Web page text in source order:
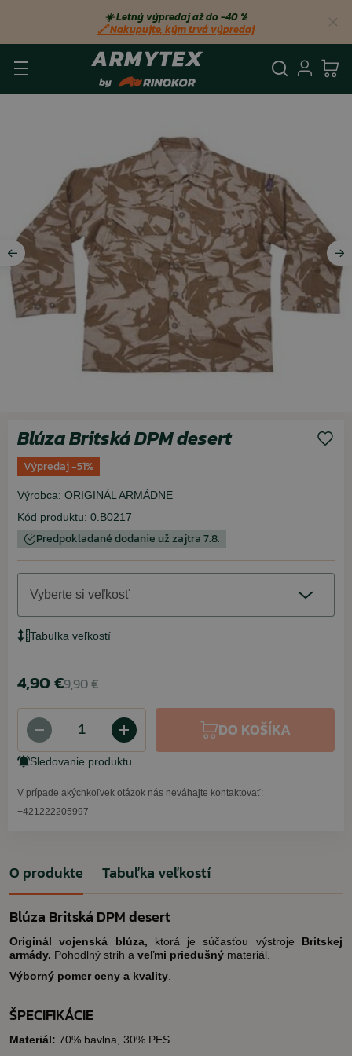
☀️ Letný výpredaj až do −40 %
🔗 Nakupujte, kým trvá výpredaj
Blúza Britská DPM desert
Výpredaj -51%
Výrobca: ORIGINÁL ARMÁDNE
Kód produktu: 0.B0217
Predpokladané dodanie už zajtra 7.8.
Vyberte si veľkosť
Tabuľka veľkostí
4,90 €9,90 €
DO KOŠÍKA
Sledovanie produktu
V prípade akýchkoľvek otázok nás neváhajte kontaktovať:
+421222205997
O produkte Tabuľka veľkostí
Blúza Britská DPM desert
Originál vojenská blúza, ktorá je súčasťou výstroje Britskej
armády. Pohodlný strih a veľmi priedušný materiál.
Výborný pomer ceny a kvality
ŠPECIFIKÁCIE
Materiál: 70% bavlna, 30% PES